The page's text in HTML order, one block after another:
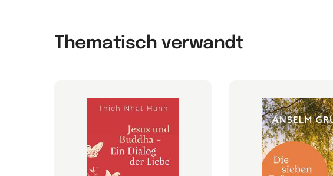
Thematisch verwandt